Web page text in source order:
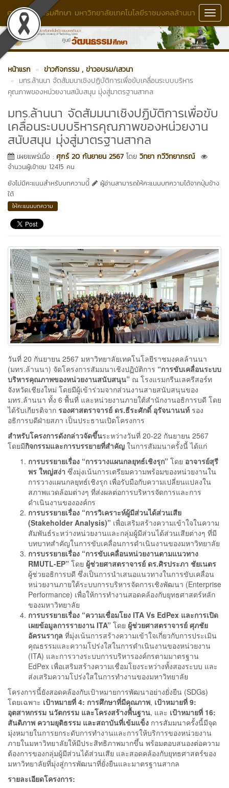
ศูนย์วัฒนธรรมศึกษา มหาวิทยาลัยเทคโนโลยีราชมงคลล้านนา
หน้าแรก ข่าวกิจกรรม , ข่าวอบรม/เสวนา
มทร.ล้านนา จัดสัมมนาเชิงปฏิบัติการเพื่อขับเคลื่อนระบบบริหาร
คุณภาพของหน่วยงานสนับสนุน มุ่งสู่มาตรฐานสากล
มทร.ล้านนา จัดสัมมนาเชิงปฏิบัติการเพื่อขับ
เคลื่อนระบบบริหารคุณภาพของหน่วยงาน
สนับสนุน มุ่งสู่มาตรฐานสากล
เผยแพร่เมื่อ : ศุกร์ 20 กันยายน 2567 โดย วิทยา กวีวิทยาภรณ์
จำนวนผู้เข้าชม 12415 คน
ยังไม่มีคะแนนสำหรับบทความนี้
ผู้อ่านสามารถให้คะแนนบทความได้จากปุ่มข้าง
ใต้
ให้คะแนนบทความ
วันที่ 20 กันยายน 2567 มหาวิทยาลัยเทคโนโลยีราชมงคลล้านนา
(มทร.ล้านนา) จัดโครงการสัมมนาเชิงปฏิบัติการ “การขับเคลื่อนระบบ
บริหารคุณภาพของหน่วยงานสนับสนุน” ณ โรงแรมกรีนเลครีสอร์ท
จังหวัดเชียงใหม่ โดยมีผู้เข้าร่วมจากส่วนงานสายสนับสนุนของ
มทร.ล้านนา ทั้ง 6 พื้นที่ และหน่วยงานภายใต้สำนักงานอธิการบดี โดย
ได้รับเกียรติจาก รองศาสตราจารย์ ดร.ธีระศักดิ์ อุรัจนานนท์ รอง
อธิการบดีฝ่ายสภา เป็นประธานเปิดโครงการ
สำหรับโครงการดังกล่าวจัดขึ้นระหว่างวันที่ 20-22 กันยายน 2567
โดยมีกิจกรรมและการบรรยายที่สำคัญ ในการสัมมนาครั้งนี้ ได้แก่
การบรรยายเรื่อง “การวางแผนกลยุทธ์เชิงรุก” โดย อาจารย์สุรี
พร ใหญ่สง่า ซึ่งมุ่งเน้นการเตรียมความพร้อมของหน่วยงานใน
การวางแผนกลยุทธ์เชิงรุก เพื่อรับมือกับความเปลี่ยนแปลงใน
สภาพแวดล้อมต่างๆ ที่ส่งผลต่อการบริหารจัดการและการ
ดำเนินงานขององค์กร
การบรรยายเรื่อง “การวิเคราะห์ผู้มีส่วนได้ส่วนเสีย
(Stakeholder Analysis)” เพื่อเสริมสร้างความเข้าใจในความ
สัมพันธ์ระหว่างหน่วยงานและกลุ่มผู้มีส่วนได้ส่วนเสียต่างๆ ที่มี
บทบาทสำคัญในการขับเคลื่อนการดำเนินงานของมหาวิทยาลัย
การบรรยายเรื่อง “การขับเคลื่อนหน่วยงานตามแนวทาง
RMUTL-EP” โดย ผู้ช่วยศาสตราจารย์ ดร.ศิรประภา ชัยเนตร
ผู้ช่วยอธิการบดี ซึ่งเป็นการนำเสนอแนวทางในการขับเคลื่อน
หน่วยงานภายใต้ระบบการบริหารจัดการเชิงพัฒนา (Enterprise
Performance) เพื่อให้การทำงานสอดคล้องกับยุทธศาสตร์หลัก
ของมหาวิทยาลัย
การบรรยายเรื่อง “ความเชื่อมโยง ITA Vs EdPex และการเปิด
เผยข้อมูลการรายงาน ITA” โดย ผู้ช่วยศาสตราจารย์ ศุภชัย
อัครนรากุล ที่มุ่งเน้นการสร้างความเข้าใจเกี่ยวกับการประเมิน
คุณธรรมและความโปร่งใสในการดำเนินงานของหน่วยงาน
(ITA) และการวางระบบการบริหารองค์กรตามมาตรฐาน
EdPex เพื่อเสริมสร้างความเชื่อมโยงระหว่างทั้งสองระบบ และ
ส่งเสริมความโปร่งใสในการทำงานของมหาวิทยาลัย
โครงการนี้ยังสอดคล้องกับเป้าหมายการพัฒนาอย่างยั่งยืน (SDGs)
โดยเฉพาะ เป้าหมายที่ 4: การศึกษาที่มีคุณภาพ, เป้าหมายที่ 9:
อุตสาหกรรม นวัตกรรม และโครงสร้างพื้นฐาน, และ เป้าหมายที่ 16:
สันติภาพ ความยุติธรรม และสถาบันที่เข้มแข็ง การสัมมนาครั้งนี้มีจุด
มุ่งหมายในการยกระดับการทำงานและการให้บริการของหน่วยงาน
ภายในมหาวิทยาลัยให้มีประสิทธิภาพมากขึ้น พร้อมตอบสนองต่อความ
ต้องการของกลุ่มผู้มีส่วนได้ส่วนเสีย และสอดคล้องกับยุทธศาสตร์ของ
มหาวิทยาลัยที่มุ่งสู่การพัฒนาที่ยั่งยืนและมาตรฐานสากล
รายละเอียดโครงการ: